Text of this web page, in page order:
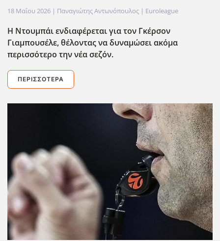
18 Μαΐου 2026 | Παναγιώτης Αντωνόπουλος | Euroleague
Η Ντουμπάι ενδιαφέρεται για τον Γκέρσον
Γιαμπουσέλε, θέλοντας να δυναμώσει ακόμα
περισσότερο την νέα σεζόν.
ΠΕΡΙΣΣΌΤΕΡΑ